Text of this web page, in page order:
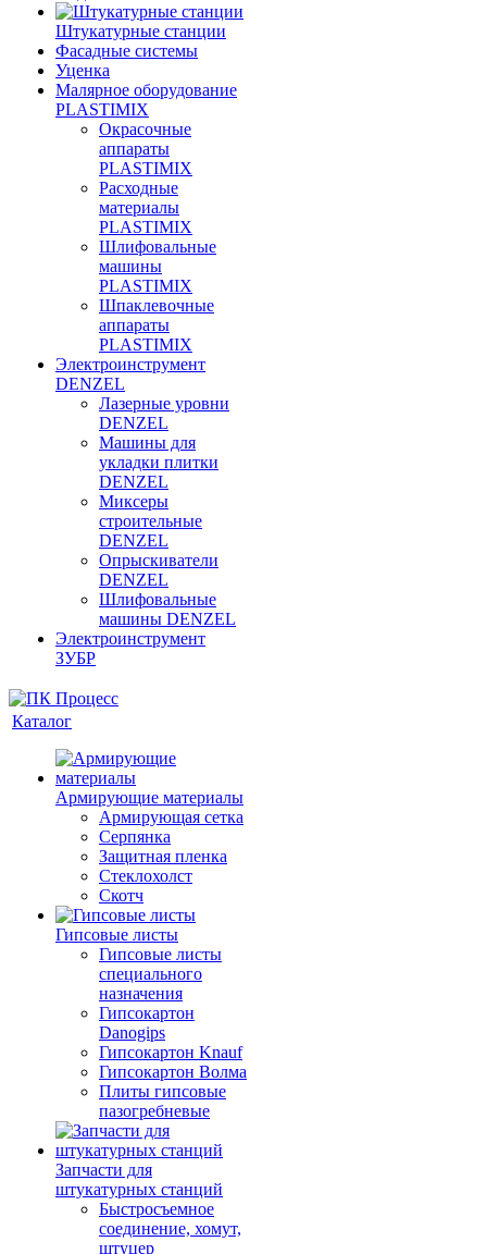
Штукатурные станции
Фасадные системы
Уценка
Малярное оборудование
PLASTIMIX
Окрасочные
аппараты
PLASTIMIX
Расходные
материалы
PLASTIMIX
Шлифовальные
машины
PLASTIMIX
Шпаклевочные
аппараты
PLASTIMIX
Электроинструмент
DENZEL
Лазерные уровни
DENZEL
Машины для
укладки плитки
DENZEL
Миксеры
строительные
DENZEL
Опрыскиватели
DENZEL
Шлифовальные
машины DENZEL
Электроинструмент
ЗУБР
Каталог
Армирующие материалы
Армирующая сетка
Серпянка
Защитная пленка
Стеклохолст
Скотч
Гипсовые листы
Гипсовые листы
специального
назначения
Гипсокартон
Danogips
Гипсокартон Knauf
Гипсокартон Волма
Плиты гипсовые
пазогребневые
Запчасти для
штукатурных станций
Быстросъемное
соединение, хомут,
штуцер